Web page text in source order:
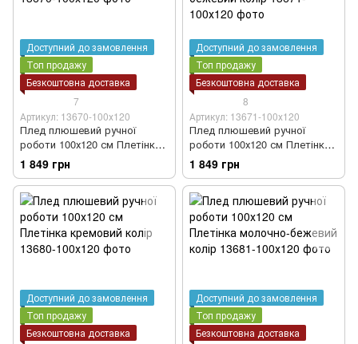
Доступний до замовлення
Топ продажу
Безкоштовна доставка
7
Артикул: 13670-100х120
Плед плюшевий ручної
роботи 100х120 см Плетінка
5*5 бежевий колір
1 849 грн
Доступний до замовлення
Топ продажу
Безкоштовна доставка
8
Артикул: 13671-100х120
Плед плюшевий ручної
роботи 100х120 см Плетінка
5*5 світло-бежевий колір
1 849 грн
Доступний до замовлення
Топ продажу
Безкоштовна доставка
Доступний до замовлення
Топ продажу
Безкоштовна доставка